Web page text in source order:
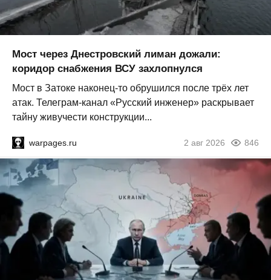
Мост через Днестровский лиман дожали:
коридор снабжения ВСУ захлопнулся
Мост в Затоке наконец-то обрушился после трёх лет
атак. Телеграм-канал «Русский инженер» раскрывает
тайну живучести конструкции...
warpages.ru 2 авг 2026 846